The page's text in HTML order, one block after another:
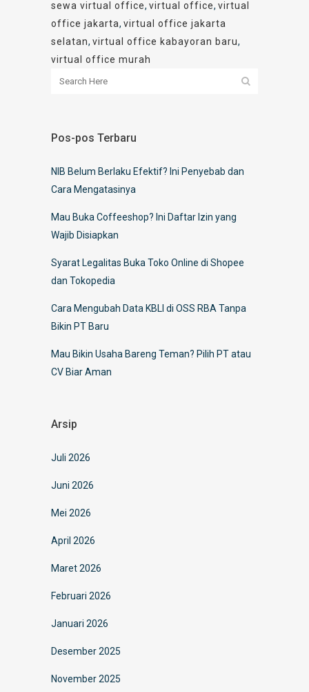
sewa virtual office, virtual office, virtual
office jakarta, virtual office jakarta
selatan, virtual office kabayoran baru,
virtual office murah
Pos-pos Terbaru
NIB Belum Berlaku Efektif? Ini Penyebab dan
Cara Mengatasinya
Mau Buka Coffeeshop? Ini Daftar Izin yang
Wajib Disiapkan
Syarat Legalitas Buka Toko Online di Shopee
dan Tokopedia
Cara Mengubah Data KBLI di OSS RBA Tanpa
Bikin PT Baru
Mau Bikin Usaha Bareng Teman? Pilih PT atau
CV Biar Aman
Arsip
Juli 2026
Juni 2026
Mei 2026
April 2026
Maret 2026
Februari 2026
Januari 2026
Desember 2025
November 2025